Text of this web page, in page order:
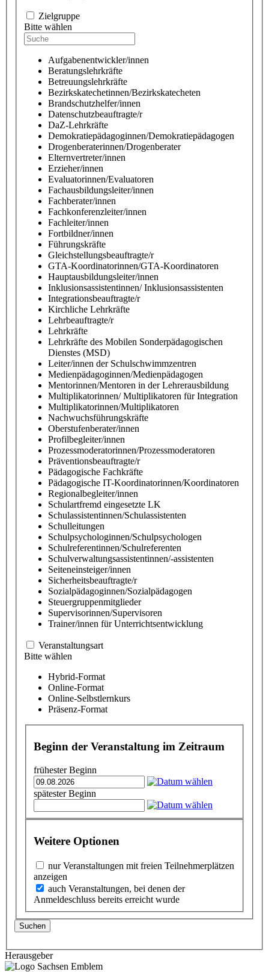
Zielgruppe
Bitte wählen
Aufgabenentwickler/innen
Beratungslehrkräfte
Betreuungslehrkräfte
Bezirkskatechetinnen/Bezirkskatecheten
Brandschutzhelfer/innen
Datenschutzbeauftragte/r
DaZ-Lehrkräfte
Demokratiepädagoginnen/Demokratiepädagogen
Drogenberaterinnen/Drogenberater
Elternvertreter/innen
Erzieher/innen
Evaluatorinnen/Evaluatoren
Fachausbildungsleiter/innen
Fachberater/innen
Fachkonferenzleiter/innen
Fachleiter/innen
Fortbildner/innen
Führungskräfte
Gleichstellungsbeauftragte/r
GTA-Koordinatorinnen/GTA-Koordinatoren
Hauptausbildungsleiter/innen
Inklusionsassistentinnen/ Inklusionsassistenten
Integrationsbeauftragte/r
Kirchliche Lehrkräfte
Lehrbeauftragte/r
Lehrkräfte
Lehrkräfte des Mobilen Sonderpädagogischen
Dienstes (MSD)
Leiter/innen der Schulschwimmzentren
Medienpädagoginnen/Medienpädagogen
Mentorinnen/Mentoren in der Lehrerausbildung
Multiplikatorinnen/ Multiplikatoren für Integration
Multiplikatorinnen/Multiplikatoren
Nachwuchsführungskräfte
Oberstufenberater/innen
Profilbegleiter/innen
Prozessmoderatorinnen/Prozessmoderatoren
Präventionsbeauftragte/r
Pädagogische Fachkräfte
Pädagogische IT-Koordinatorinnen/Koordinatoren
Regionalbegleiter/innen
Schulartfremd eingesetzte LK
Schulassistentinnen/Schulassistenten
Schulleitungen
Schulpsychologinnen/Schulpsychologen
Schulreferentinnen/Schulreferenten
Schulverwaltungsassistentinnen/-assistenten
Seiteneinsteiger/innen
Sicherheitsbeauftragte/r
Sozialpädagoginnen/Sozialpädagogen
Steuergruppenmitglieder
Supervisorinnen/Supervisoren
Trainer/innen für Unterrichtsentwicklung
Veranstaltungsart
Bitte wählen
Hybrid-Format
Online-Format
Online-Selbstlernkurs
Präsenz-Format
Beginn der Veranstaltung im Zeitraum
frühester Beginn
spätester Beginn
Weitere Optionen
nur Veranstaltungen mit freien Teilnehmerplätzen
anzeigen
auch Veranstaltungen, bei denen der
Anmeldeschluss bereits erreicht wurde
Suchen
Herausgeber